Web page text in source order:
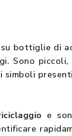
bottiglie di
Sono
simboli
e